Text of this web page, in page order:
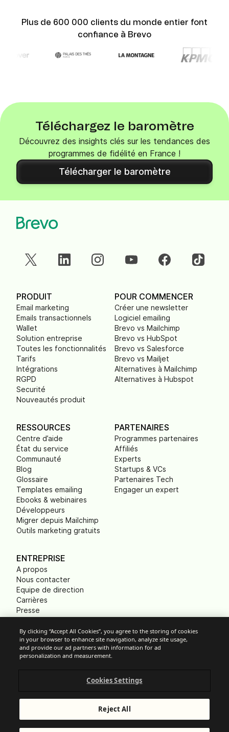
Plus de 600 000 clients du monde entier font
confiance à Brevo
Téléchargez le baromètre
Découvrez des insights clés sur les tendances des
programmes de fidélité en France !
Télécharger le baromètre
PRODUIT
Email marketing
Emails transactionnels
Wallet
Solution entreprise
Toutes les fonctionnalités
Tarifs
Intégrations
RGPD
Securité
Nouveautés produit
POUR COMMENCER
Créer une newsletter
Logiciel emailing
Brevo vs Mailchimp
Brevo vs HubSpot
Brevo vs Salesforce
Brevo vs Mailjet
Alternatives à Mailchimp
Alternatives à Hubspot
RESSOURCES
Centre d’aide
État du service
Communauté
Blog
Glossaire
Templates emailing
Ebooks & webinaires
Développeurs
Migrer depuis Mailchimp
Outils marketing gratuits
PARTENAIRES
Programmes partenaires
Affiliés
Experts
Startups & VCs
Partenaires Tech
Engager un expert
ENTREPRISE
A propos
Nous contacter
Equipe de direction
Carrières
Presse
Empreinte carbone
ONG
Paramètres des cookies
Protection des données
Conditions Générales de Services
By clicking “Accept All Cookies”, you agree to the storing of cookies
in your browser to enhance site navigation, analyze site usage,
and provide our ad partners with information for ad
personalization and measurement.
Cookies Settings
Reject All